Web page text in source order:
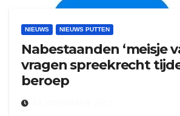
delangekortland
NIEUWS NIEUWS PUTTEN
Nabestaanden ‘meisje
vragen spreekrecht
beroep